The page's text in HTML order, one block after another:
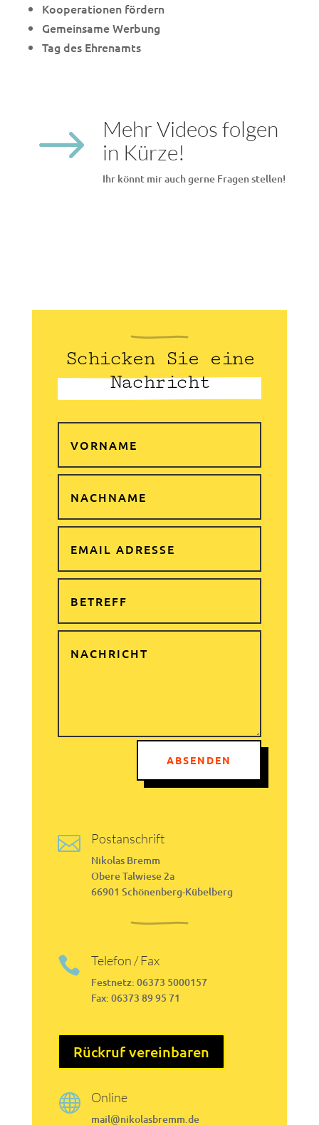
Kooperationen fördern
Gemeinsame Werbung
Tag des Ehrenamts
$
Mehr Videos folgen
in Kürze!
Ihr könnt mir auch gerne Fragen stellen!
Schicken Sie eine
Nachricht
ABSENDEN
 Postanschrift
Nikolas Bremm
Obere Talwiese 2a
66901 Schönenberg-Kübelberg
 Telefon / Fax
Festnetz: 06373 5000157
Fax: 06373 89 95 71
Rückruf vereinbaren
 Online
mail@nikolasbremm.de